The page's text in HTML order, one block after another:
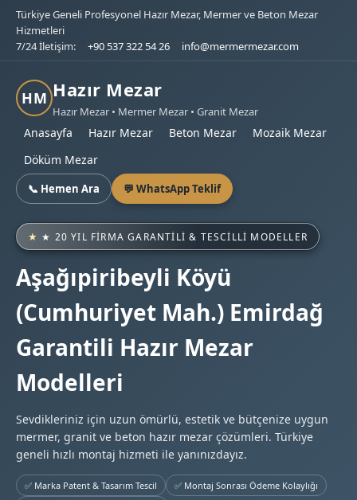
Türkiye Geneli Profesyonel Hazır Mezar, Mermer ve Beton Mezar
Hizmetleri
7/24 İletişim:
+90 537 322 54 26 info@mermermezar.com
HM Hazır Mezar
Hazır Mezar • Mermer Mezar • Granit Mezar
Anasayfa Hazır Mezar Beton Mezar
Mozaik Mezar
Döküm Mezar
📞 Hemen Ara 💬 WhatsApp Teklif
★ 20 YIL FIRMA GARANTILI & TESCILLI MODELLER
Aşağıpiribeyli Köyü
(Cumhuriyet Mah.) Emirdağ
Garantili Hazır Mezar
Modelleri
Sevdikleriniz için uzun ömürlü, estetik ve bütçenize uygun
mermer, granit ve beton hazır mezar çözümleri. Türkiye
geneli hızlı montaj hizmeti ile yanınızdayız.
✅ Marka Patent & Tasarım Tescil
✅ Montaj Sonrası Ödeme Kolaylığı